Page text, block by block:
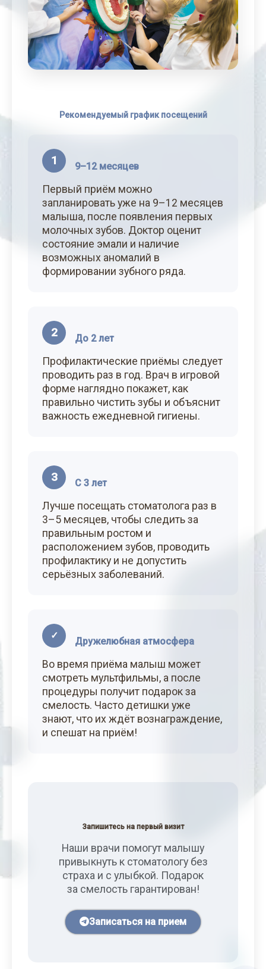
Рекомендуемый график посещений
1 9–12 месяцев
Первый приём можно
запланировать уже на 9–12 месяцев
малыша, после появления первых
молочных зубов. Доктор оценит
состояние эмали и наличие
возможных аномалий в
формировании зубного ряда.
2 До 2 лет
Профилактические приёмы следует
проводить раз в год. Врач в игровой
форме наглядно покажет, как
правильно чистить зубы и объяснит
важность ежедневной гигиены.
3 С 3 лет
Лучше посещать стоматолога раз в
3–5 месяцев, чтобы следить за
правильным ростом и
расположением зубов, проводить
профилактику и не допустить
серьёзных заболеваний.
✓
Дружелюбная атмосфера
Во время приёма малыш может
смотреть мультфильмы, а после
процедуры получит подарок за
смелость. Часто детишки уже
знают, что их ждёт вознаграждение,
и спешат на приём!
Запишитесь на первый визит
Наши врачи помогут малышу
привыкнуть к стоматологу без
страха и с улыбкой. Подарок
за смелость гарантирован!
Записаться на прием